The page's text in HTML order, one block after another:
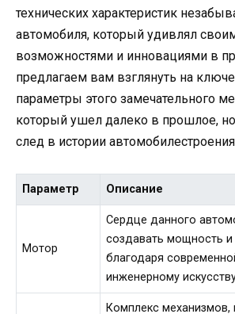
технических характеристик
автомобиля, который удивлял
возможностями и инновациями в
предлагаем вам взглянуть на
параметры этого замечательного
который ушел далеко в прошлое,
след в истории
Параметр Описание
Мотор
Сердце данного
создавать мощность и
благодаря
инженерному
Комплекс